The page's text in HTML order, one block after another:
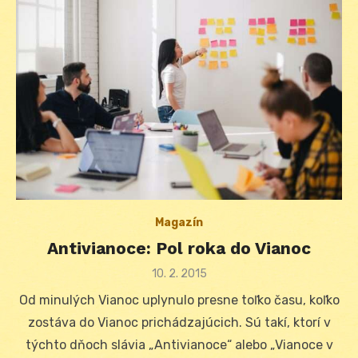
Magazín
Antivianoce: Pol roka do Vianoc
Posted
10. 2. 2015
Od minulých Vianoc uplynulo presne toľko času, koľko
zostáva do Vianoc prichádzajúcich. Sú takí, ktorí v
týchto dňoch slávia „Antivianoce“ alebo „Vianoce v